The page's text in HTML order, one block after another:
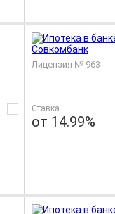
Лицензия № 963
Ставка
от 14.99%